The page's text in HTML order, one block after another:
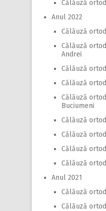
Călăuză
Anul 2022
Călăuză
Călăuză
Andrei
Călăuză
Călăuză
Călăuză
Buciumeni
Călăuză
Călăuză
Călăuză
Călăuză
Anul 2021
Călăuză
Călăuză